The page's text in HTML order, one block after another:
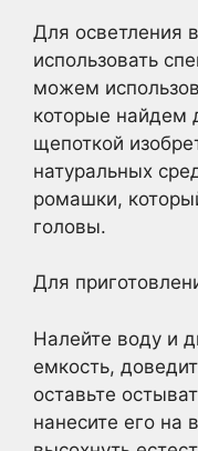
Для осветления
использовать
можем
которые найдем
щепоткой
натуральных
ромашки,
головы.
Для
Налейте воду и
емкость,
оставьте
нанесите его на